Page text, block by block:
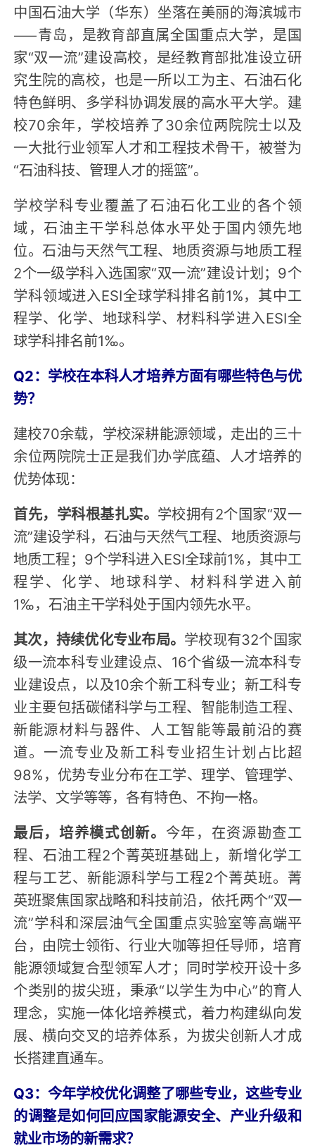
中国石油大学（华东）坐落在美丽的海滨城市
——青岛，是教育部直属全国重点大学，是国
家“双一流”建设高校，是经教育部批准设立研
究生院的高校，也是一所以工为主、石油石化
特色鲜明、多学科协调发展的高水平大学。建
校70余年，学校培养了30余位两院院士以及
一大批行业领军人才和工程技术骨干，被誉为
“石油科技、管理人才的摇篮”。
学校学科专业覆盖了石油石化工业的各个领
域，石油主干学科总体水平处于国内领先地
位。石油与天然气工程、地质资源与地质工程
2个一级学科入选国家“双一流”建设计划；9个
学科领域进入ESI全球学科排名前1%，其中工
程学、化学、地球科学、材料科学进入ESI全
球学科排名前1‰。
Q2：学校在本科人才培养方面有哪些特色与优
势？
建校70余载，学校深耕能源领域，走出的三十
余位两院院士正是我们办学底蕴、人才培养的
优势体现：
首先，学科根基扎实。 学校拥有2个国家“双一
流”建设学科，石油与天然气工程、地质资源与
地质工程；9个学科进入ESI全球前1%，其中工
程学、化学、地球科学、材料科学进入前
1‰，石油主干学科处于国内领先水平。
其次，持续优化专业布局。 学校现有32个国家
级一流本科专业建设点、16个省级一流本科专
业建设点，以及10余个新工科专业；新工科专
业主要包括碳储科学与工程、智能制造工程、
新能源材料与器件、人工智能等最前沿的赛
道。一流专业及新工科专业招生计划占比超
98%，优势专业分布在工学、理学、管理学、
法学、文学等等，各有特色、不拘一格。
最后，培养模式创新。 今年，在资源勘查工
程、石油工程2个菁英班基础上，新增化学工
程与工艺、新能源科学与工程2个菁英班。菁
英班聚焦国家战略和科技前沿，依托两个“双一
流”学科和深层油气全国重点实验室等高端平
台，由院士领衔、行业大咖等担任导师，培育
能源领域复合型领军人才；同时学校开设十多
个类别的拔尖班，秉承“以学生为中心”的育人
理念，实施一体化培养模式，着力构建纵向发
展、横向交叉的培养体系，为拔尖创新人才成
长搭建直通车。
Q3：今年学校优化调整了哪些专业，这些专业
的调整是如何回应国家能源安全、产业升级和
就业市场的新需求？